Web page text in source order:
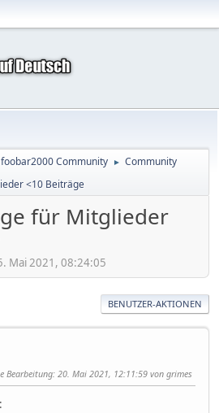
foobar2000 Community ► Community
<10 Beiträge
für Mitglieder
Mai 2021, 08:24:05
BENUTZER-AKTIONEN
Bearbeitung: 20. Mai 2021, 12:11:59 von grimes